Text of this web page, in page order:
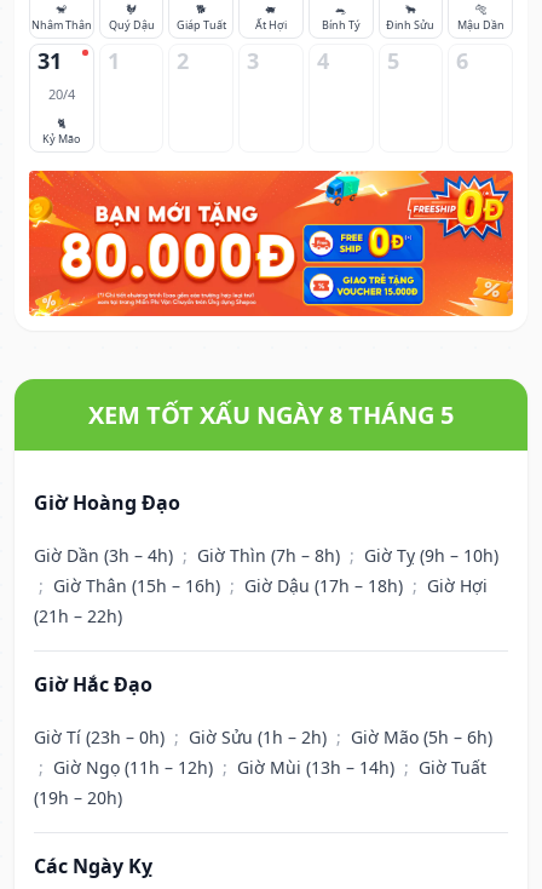
🐒
Nhâm Thân
🐓
Quý Dậu
🐕
Giáp Tuất
🐖
Ất Hợi
🐀
Bính Tý
🐂
Đinh Sửu
🐅
Mậu Dần
31
20/4
🐈
Kỷ Mão
1 2 3 4 5 6
XEM TỐT XẤU NGÀY 8 THÁNG 5
Giờ Hoàng Đạo
Giờ Dần (3h – 4h) ; Giờ Thìn (7h – 8h) ; Giờ Tỵ (9h – 10h)
; Giờ Thân (15h – 16h) ; Giờ Dậu (17h – 18h) ; Giờ Hợi
(21h – 22h)
Giờ Hắc Đạo
Giờ Tí (23h – 0h) ; Giờ Sửu (1h – 2h) ; Giờ Mão (5h – 6h)
; Giờ Ngọ (11h – 12h) ; Giờ Mùi (13h – 14h) ; Giờ Tuất
(19h – 20h)
Các Ngày Kỵ